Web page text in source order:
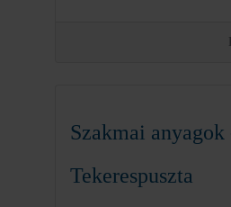
Szakmai
Tekerespuszta